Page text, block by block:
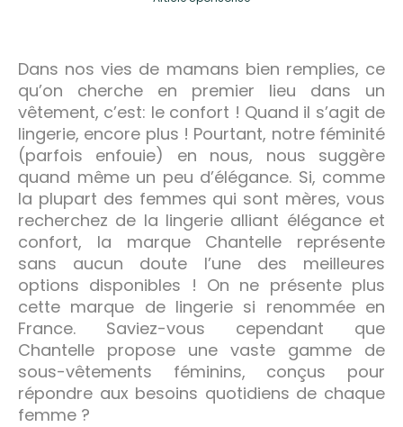
Dans nos vies de mamans bien remplies, ce
qu’on cherche en premier lieu dans un
vêtement, c’est: le confort ! Quand il s’agit de
lingerie, encore plus ! Pourtant, notre féminité
(parfois enfouie) en nous, nous suggère
quand même un peu d’élégance. Si, comme
la plupart des femmes qui sont mères, vous
recherchez de la lingerie alliant élégance et
confort, la marque Chantelle représente
sans aucun doute l’une des meilleures
options disponibles ! On ne présente plus
cette marque de lingerie si renommée en
France. Saviez-vous cependant que
Chantelle propose une vaste gamme de
sous-vêtements féminins, conçus pour
répondre aux besoins quotidiens de chaque
femme ?